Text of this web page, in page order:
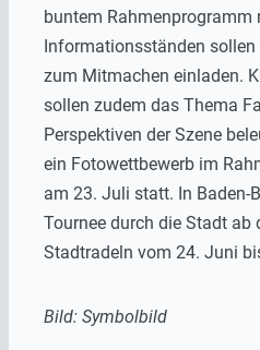
buntem Rahmenprogramm
Informationsständen
zum Mitmachen einladen.
sollen zudem das Thema
Perspektiven der Szene
ein Fotowettbewerb im
am 23. Juli statt. In Baden-
Tournee durch die Stadt
Stadtradeln vom 24. Juni
Bild: Symbolbild